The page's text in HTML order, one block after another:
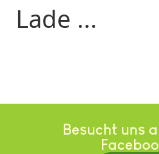
Lade ...
Besucht uns